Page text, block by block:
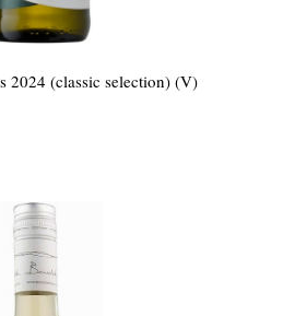
2024 (classic selection) (V)